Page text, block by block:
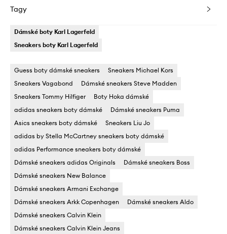
Tagy
Dámské boty Karl Lagerfeld
Sneakers boty Karl Lagerfeld
Guess boty dámské sneakers
Sneakers Michael Kors
Sneakers Vagabond
Dámské sneakers Steve Madden
Sneakers Tommy Hilfiger
Boty Hoka dámské
adidas sneakers boty dámské
Dámské sneakers Puma
Asics sneakers boty dámské
Sneakers Liu Jo
adidas by Stella McCartney sneakers boty dámské
adidas Performance sneakers boty dámské
Dámské sneakers adidas Originals
Dámské sneakers Boss
Dámské sneakers New Balance
Dámské sneakers Armani Exchange
Dámské sneakers Arkk Copenhagen
Dámské sneakers Aldo
Dámské sneakers Calvin Klein
Dámské sneakers Calvin Klein Jeans